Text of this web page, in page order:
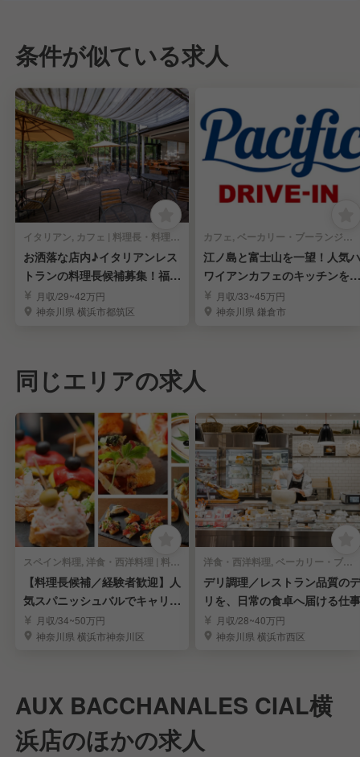
条件が似ている求人
イタリアン, カフェ | 料理長・料理長候補
お洒落な店内♪イタリアンレス
トランの料理長候補募集！福利
厚生充実◎
月収/29~42万円
神奈川県 横浜市都筑区
カフェ, ベーカリー・ブーランジェリー | 料理長・料理長候補
江ノ島と富士山を一望！人気ハ
ワイアンカフェのキッチンを支
えるスーシェフ募集
月収/33~45万円
神奈川県 鎌倉市
同じエリアの求人
スペイン料理, 洋食・西洋料理 | 料理長・料理長候補
【料理長候補／経験者歓迎】人
気スパニッシュバルでキャリア
アップ
月収/34~50万円
神奈川県 横浜市神奈川区
洋食・西洋料理, ベーカリー・ブーランジェリー | 料理長・料理長候補
デリ調理／レストラン品質のデ
リを、日常の食卓へ届ける仕事
月収/28~40万円
神奈川県 横浜市西区
AUX BACCHANALES CIAL横
浜店のほかの求人